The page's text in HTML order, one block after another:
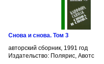
Снова и снова. Том 3
авторский сборник, 1991 год
Издательство: Полярис, Авотс